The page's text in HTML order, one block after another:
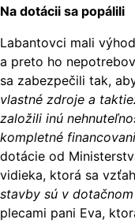
Na dotácii sa popálili
Labantovci mali
a preto ho
sa zabezpečili tak,
vlastné zdroje a
založili inú
kompletné
dotácie od
vidieka, ktorá sa
stavby sú v
plecami pani Eva,